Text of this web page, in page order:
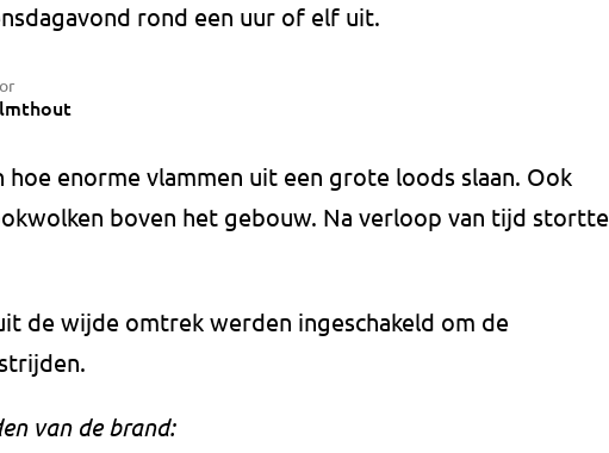
rond een uur of elf uit.
hoe enorme vlammen uit een grote loods slaan. Ook
boven het gebouw. Na verloop van tijd stortte
de wijde omtrek werden ingeschakeld om de
van de brand: